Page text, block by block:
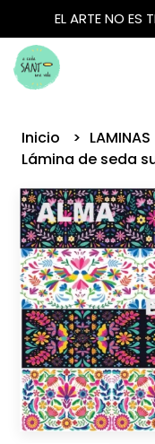
EL ARTE NO ES
Inicio
LAMINAS
Lámina de seda